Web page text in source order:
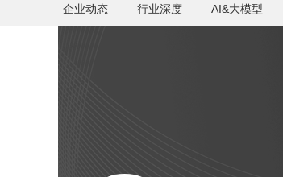
企业动态 行业深度 AI&大模型